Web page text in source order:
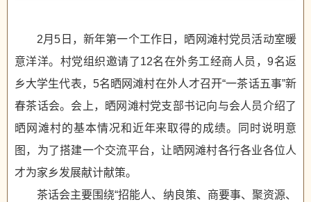
2月5日，新年第一个工作日，晒网滩村党员活动室暖
意洋洋。村党组织邀请了12名在外务工经商人员，9名返
乡大学生代表，5名晒网滩村在外人才召开“一茶话五事”新
春茶话会。会上，晒网滩村党支部书记向与会人员介绍了
晒网滩村的基本情况和近年来取得的成绩。同时说明意
图，为了搭建一个交流平台，让晒网滩村各行各业各位人
才为家乡发展献计献策。
茶话会主要围绕“招能人、纳良策、商要事、聚资源、